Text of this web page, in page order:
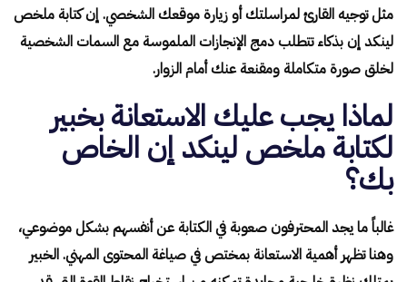
مثل توجيه القارئ لمراسلتك أو زيارة موقعك الشخصي. إن كتابة ملخص
لينكد إن بذكاء تتطلب دمج الإنجازات الملموسة مع السمات الشخصية
لخلق صورة متكاملة ومقنعة عنك أمام الزوار.
لماذا يجب عليك الاستعانة بخبير
لكتابة ملخص لينكد إن الخاص
بك؟
غالباً ما يجد المحترفون صعوبة في الكتابة عن أنفسهم بشكل موضوعي،
وهنا تظهر أهمية الاستعانة بمختص في صياغة المحتوى المهني. الخبير